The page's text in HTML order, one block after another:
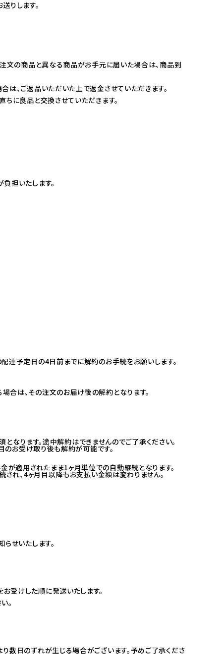
りします。
文の商品と異なる商品がお手元に届いた場合は、商品到
、ご返品いただいた上で返金させていただきます。
に良品と交換させていただきます。
担いたします。
達予定日の4日前までに解約のお手続をお願いします。
合は、その注文のお届け後の解約となります。
となります。途中解約はできませんのでご了承ください。
のお受け取り後も解約が可能です。
適用されたまま1ヶ月単位での自動継続となります。
れ、4ヶ月目以降もお支払い金額は変わりません。
せいたします。
受けした順に発送いたします。
。
数日のずれが生じる場合がございます。予めご了承くださ